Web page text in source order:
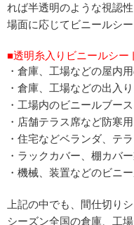
れば半透明のような視認
場面に応じてビニールシ
■透明糸入りビニールシー
・倉庫、工場などの屋内
・倉庫、工場などの出入
・工場内のビニールブース
・店舗テラス席など防寒
・住宅などベランダ、テ
・ラックカバー、棚カバ
・機械、装置などのビニ
上記の中でも、間仕切り
シーズン全国の倉庫、工